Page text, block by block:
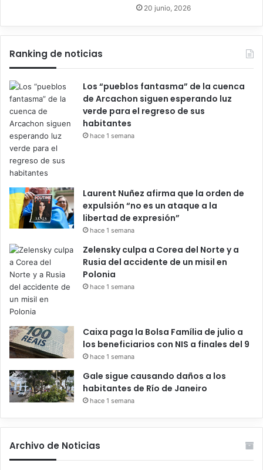
20 junio, 2026
Ranking de noticias
Los “pueblos fantasma” de la cuenca
de Arcachon siguen esperando luz
verde para el regreso de sus
habitantes
hace 1 semana
Laurent Nuñez afirma que la orden de
expulsión “no es un ataque a la
libertad de expresión”
hace 1 semana
Zelensky culpa a Corea del Norte y a
Rusia del accidente de un misil en
Polonia
hace 1 semana
Caixa paga la Bolsa Família de julio a
los beneficiarios con NIS a finales del 9
hace 1 semana
Gale sigue causando daños a los
habitantes de Río de Janeiro
hace 1 semana
Archivo de Noticias